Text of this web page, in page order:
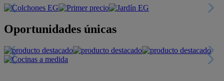
Oportunidades únicas